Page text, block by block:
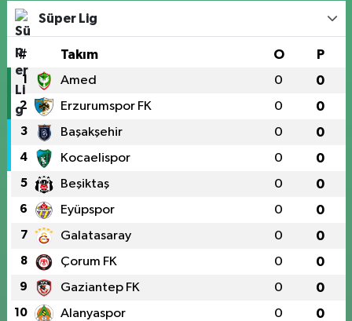
Süper Lig
# Takım O P
1 Amed 0 0
2 Erzurumspor FK 0 0
3 Başakşehir 0 0
4 Kocaelispor 0 0
5 Beşiktaş 0 0
6 Eyüpspor 0 0
7 Galatasaray 0 0
8 Çorum FK 0 0
9 Gaziantep FK 0 0
10 Alanyaspor 0 0